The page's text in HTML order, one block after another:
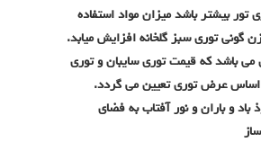
تور بیشتر باشد میزان مواد استفاده
گونی توری سبز گلخانه افزایش میابد.
می باشد که قیمت توری سایبان و توری
اساس عرض توری تعیین می گردد.
باد و باران و نور آفتاب به فضای